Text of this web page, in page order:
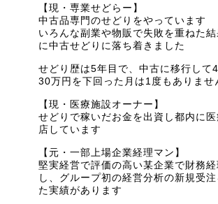
【現・専業せどらー】
中古品専門のせどりをやっています
いろんな副業や物販で失敗を重ねた
に中古せどりに落ち着きました
せどり歴は5年目で、中古に移行して
30万円を下回った月は1度もありませ
【現・医療施設オーナー】
せどりで稼いだお金を出資し都内に医
店しています
【元・一部上場企業経理マン】
堅実経営で評価の高い某企業で財務経
し、グループ初の経営分析の新規受
た実績があります